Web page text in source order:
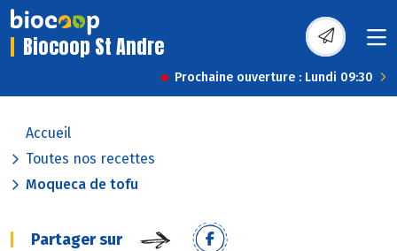
Biocoop St Andre
Prochaine ouverture : Lundi 09:30
Accueil
Toutes nos recettes
Moqueca de tofu
Partager sur